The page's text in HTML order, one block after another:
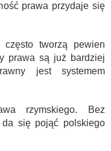
prawa przydaje się
tworzą pewien
prawa są już bardziej
jest systemem
rzymskiego. Bez
się pojąć polskiego